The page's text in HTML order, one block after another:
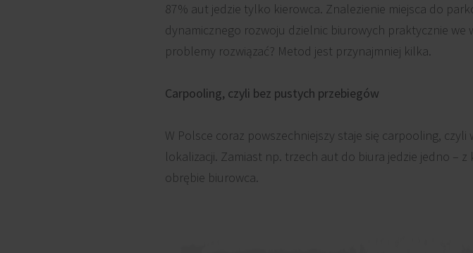
87% aut jedzie tylko kierowca. Znalezienie miejsca do
dynamicznego rozwoju dzielnic biurowych praktycznie
problemy rozwiązać? Metod jest przynajmniej kilka.
Carpooling, czyli bez pustych przebiegów
W Polsce coraz powszechniejszy staje się carpooling,
lokalizacji. Zamiast np. trzech aut do biura jedzie jedno –
obrębie biurowca.